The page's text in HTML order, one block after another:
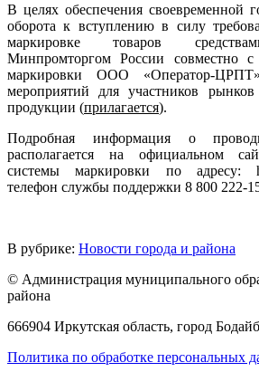
В целях обеспечения своевременной
оборота к вступлению в силу
маркировке товаров
Минпромторгом России совместно с
маркировки ООО «Оператор-
мероприятий для участников
продукции (прилагается).
Подробная информация о
располагается на официальном
системы маркировки по адресу:
телефон службы поддержки 8 800 222-
В рубрике: Новости города и района
© Администрация муниципального
района
666904 Иркутская область, город
Политика по обработке персональных